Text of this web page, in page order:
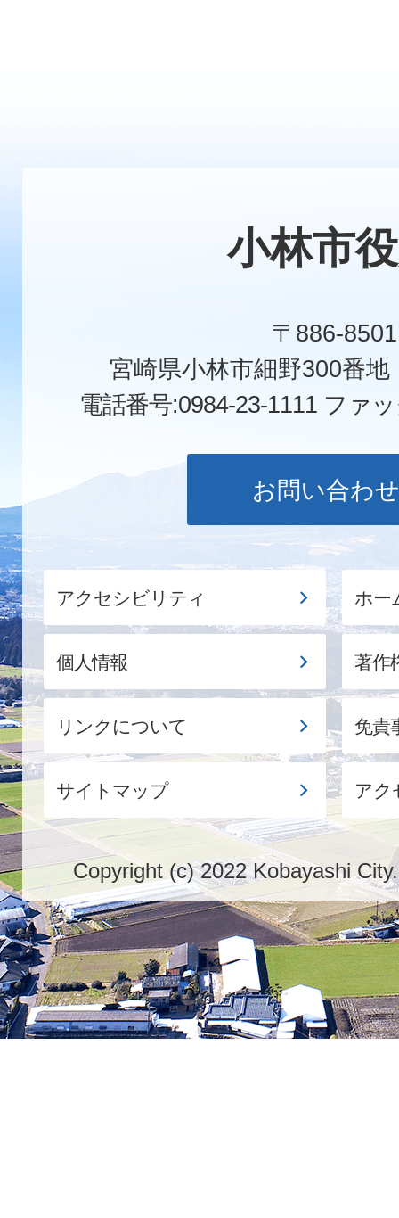
小林市
〒886-8501
宮崎県小林市細野300番
電話番号:0984-23-1111 ファ
お問い合わせ
アクセシビリティ ホー
個人情報 著作
リンクについて 免責
サイトマップ アク
Copyright (c) 2022 Kobayashi